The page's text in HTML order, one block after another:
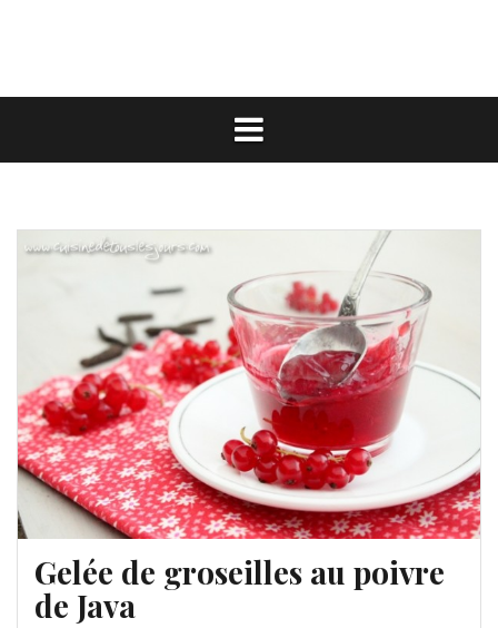
Gelée de groseilles au poivre
de Java